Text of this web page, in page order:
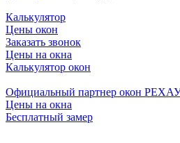
Калькулятор
Цены окон
Заказать звонок
Цены на окна
Калькулятор окон
Официальный партнер окон РЕХАУ
Цены на окна
Бесплатный замер